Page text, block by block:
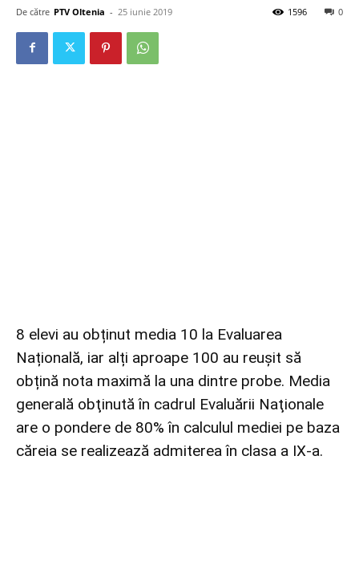
De către PTV Oltenia - 25 iunie 2019 0
1596
8 elevi au obținut media 10 la Evaluarea
Națională, iar alți aproape 100 au reușit să
obțină nota maximă la una dintre probe. Media
generală obţinută în cadrul Evaluării Naţionale
are o pondere de 80% în calculul mediei pe baza
căreia se realizează admiterea în clasa a IX-a.